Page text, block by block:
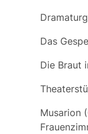
Das
Die Braut
Musarion